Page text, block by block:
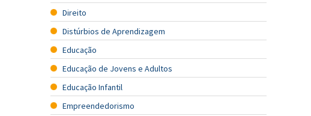
Direito
Distúrbios de Aprendizagem
Educação
Educação de Jovens e Adultos
Educação Infantil
Empreendedorismo